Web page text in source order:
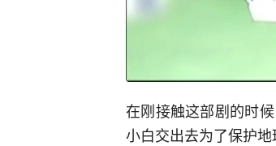
在刚接触这部剧的时
小白交出去为了保护